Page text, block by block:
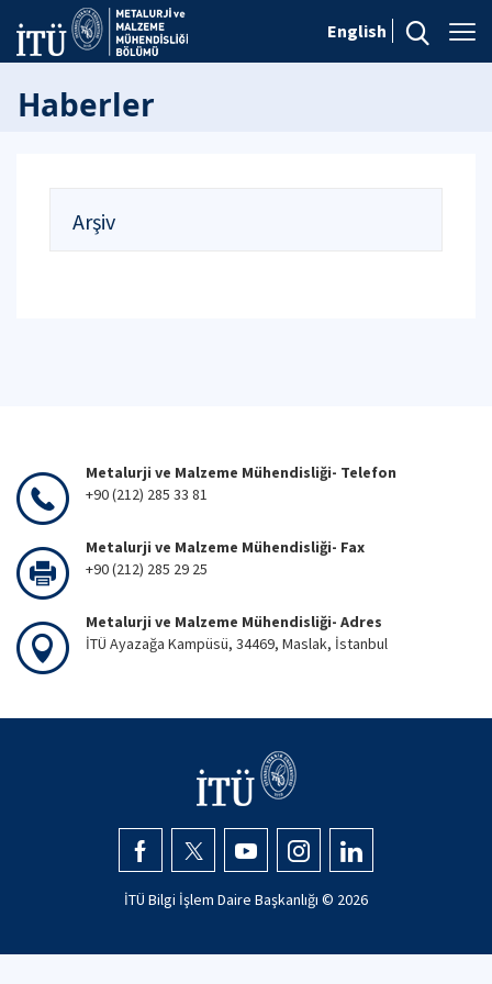
English
Haberler
Arşiv
Metalurji ve Malzeme Mühendisliği- Telefon
+90 (212) 285 33 81
Metalurji ve Malzeme Mühendisliği- Fax
+90 (212) 285 29 25
Metalurji ve Malzeme Mühendisliği- Adres
İTÜ Ayazağa Kampüsü, 34469, Maslak, İstanbul
İTÜ Bilgi İşlem Daire Başkanlığı © 2026